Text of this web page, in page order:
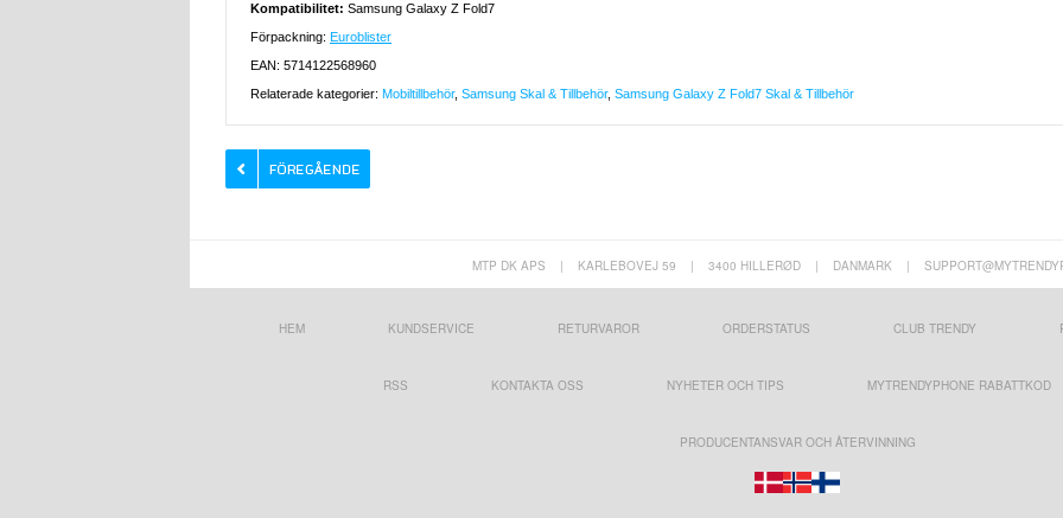
Kompatibilitet: Samsung Galaxy Z Fold7
Förpackning: Euroblister
EAN: 5714122568960
Relaterade kategorier: Mobiltillbehör, Samsung Skal & Tillbehör, Samsung Galaxy Z Fold7 Skal & Tillbehör
MTP DK APS | KARLEBOVEJ 59 | 3400 HILLERØD | DANMARK |
HEM KUNDSERVICE RETURVAROR ORDERSTATUS CLUB TRENDY
RSS KONTAKTA OSS NYHETER OCH TIPS MYTRENDYPHONE RABATTKOD
PRODUCENTANSVAR OCH ÅTERVINNING